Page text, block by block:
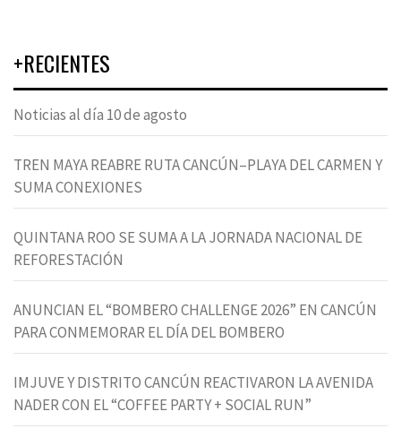
+RECIENTES
Noticias al día 10 de agosto
TREN MAYA REABRE RUTA CANCÚN–PLAYA DEL CARMEN Y
SUMA CONEXIONES
QUINTANA ROO SE SUMA A LA JORNADA NACIONAL DE
REFORESTACIÓN
ANUNCIAN EL “BOMBERO CHALLENGE 2026” EN CANCÚN
PARA CONMEMORAR EL DÍA DEL BOMBERO
IMJUVE Y DISTRITO CANCÚN REACTIVARON LA AVENIDA
NADER CON EL “COFFEE PARTY + SOCIAL RUN”